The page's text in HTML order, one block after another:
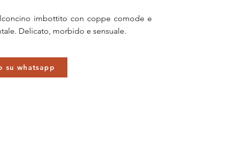
imbottito con coppe comode e
Delicato, morbido e sensuale.
su whatsapp